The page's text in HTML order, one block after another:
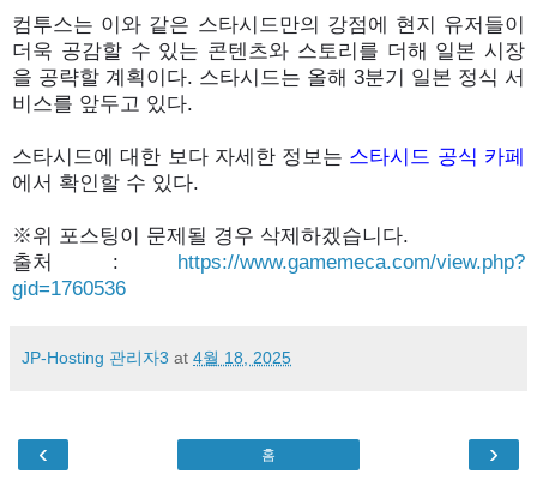
컴투스는 이와 같은 스타시드만의 강점에 현지 유저들이
더욱 공감할 수 있는 콘텐츠와 스토리를 더해 일본 시장
을 공략할 계획이다. 스타시드는 올해 3분기 일본 정식 서
비스를 앞두고 있다.
스타시드에 대한 보다 자세한 정보는 스타시드 공식 카페
에서 확인할 수 있다.
※위 포스팅이 문제될 경우 삭제하겠습니다.
출처 :
https://www.gamemeca.com/view.php?
gid=1760536
JP-Hosting 관리자3 at 4월 18, 2025
‹ ›
홈